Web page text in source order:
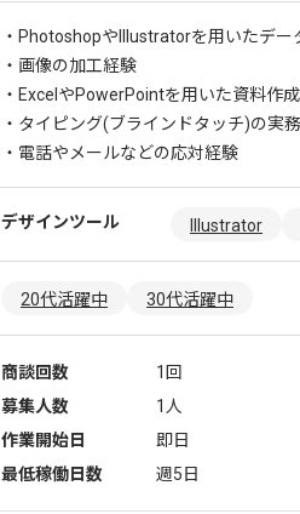
・PhotoshopやIllustratorを用いたデー
・画像の加工経験
・ExcelやPowerPointを用いた資料作
・タイピング(ブラインドタッチ)の実
・電話やメールなどの応対経験
デザインツール Illustrator
20代活躍中 30代活躍中
商談回数
1回
募集人数
1人
作業開始日
即日
最低稼働日数
週5日